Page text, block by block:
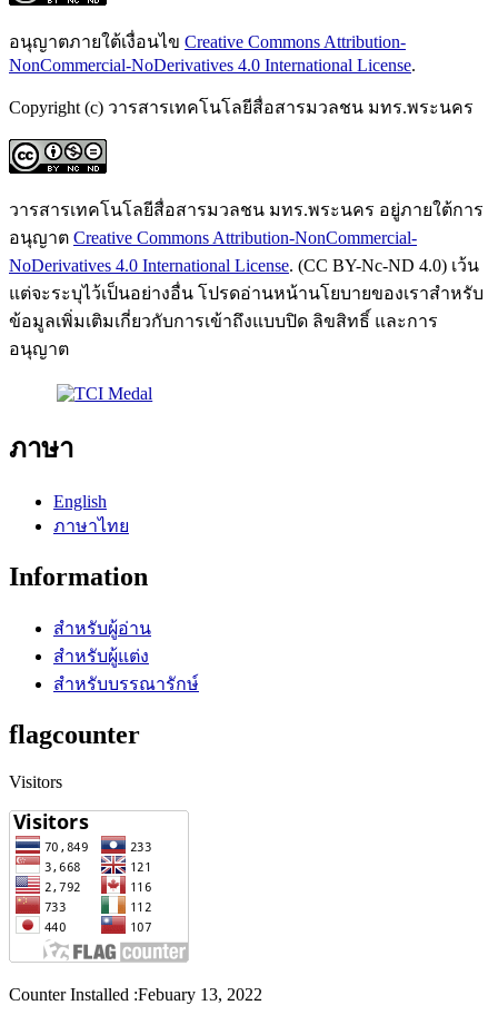
อนุญาตภายใต้เงื่อนไข Creative Commons Attribution-
NonCommercial-NoDerivatives 4.0 International License.
Copyright (c) วารสารเทคโนโลยีสื่อสารมวลชน มทร.พระนคร
วารสารเทคโนโลยีสื่อสารมวลชน มทร.พระนคร อยู่ภายใต้การ
อนุญาต Creative Commons Attribution-NonCommercial-
NoDerivatives 4.0 International License. (CC BY-Nc-ND 4.0) เว้น
แต่จะระบุไว้เป็นอย่างอื่น โปรดอ่านหน้านโยบายของเราสำหรับ
ข้อมูลเพิ่มเติมเกี่ยวกับการเข้าถึงแบบปิด ลิขสิทธิ์ และการ
อนุญาต
ภาษา
English
ภาษาไทย
Information
สำหรับผู้อ่าน
สำหรับผู้แต่ง
สำหรับบรรณารักษ์
flagcounter
Visitors
Counter Installed :Febuary 13, 2022